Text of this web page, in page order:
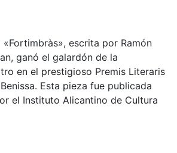
«Fortimbràs», escrita por Ramón
ganó el galardón de la
en el prestigioso Premis Literaris
. Esta pieza fue publicada
el Instituto Alicantino de Cultura